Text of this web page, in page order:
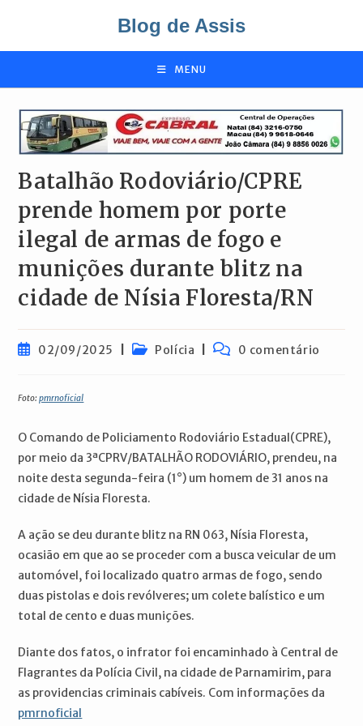
o
Blog de Assis
MENU
Batalhão Rodoviário/CPRE
prende homem por porte
ilegal de armas de fogo e
munições durante blitz na
cidade de Nísia Floresta/RN
Post02/09/2025
Categoria
Polícia
Comentários
0 comentário
Foto:pmrnoficial
O Comando de Policiamento Rodoviário Estadual(CPRE),
por meio da 3ªCPRV/BATALHÃO RODOVIÁRIO, prendeu, na
noite desta segunda-feira (1°) um homem de 31 anos na
cidade de Nísia Floresta.
A ação se deu durante blitz na RN 063, Nísia Floresta,
ocasião em que ao se proceder com a busca veicular de um
automóvel, foi localizado quatro armas de fogo, sendo
duas pistolas e dois revólveres; um colete balístico e um
total de cento e duas munições.
Diante dos fatos, o infrator foi encaminhado à Central de
Flagrantes da Polícia Civil, na cidade de Parnamirim, para
as providencias criminais cabíveis. Com informações da
pmrnoficial